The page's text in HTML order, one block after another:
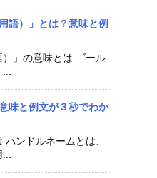
語）」とは？意味と例
）」の意味とは ゴール
味と例文が３秒でわか
ハンドルネームとは、